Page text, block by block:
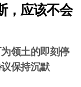
，应该不会
领土的即刻停
保持沉默